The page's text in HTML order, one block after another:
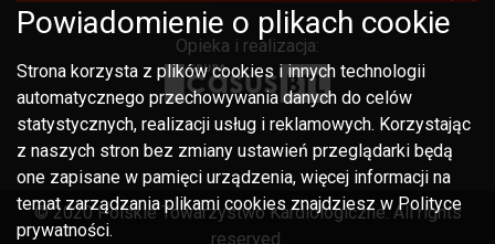
Opieka i realizacja:
© 2020 Polskie Towarzystwo Kardiologiczne. All rights
reserved.
Powiadomienie o plikach cookie
Strona korzysta z plików cookies i innych technologii
automatycznego przechowywania danych do celów
statystycznych, realizacji usług i reklamowych. Korzystając
z naszych stron bez zmiany ustawień przeglądarki będą
one zapisane w pamięci urządzenia, więcej informacji na
temat zarządzania plikami cookies znajdziesz w Polityce
prywatności.